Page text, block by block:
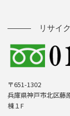
リサイ
〒651-1302
兵庫県神戸市北区藤
棟１F